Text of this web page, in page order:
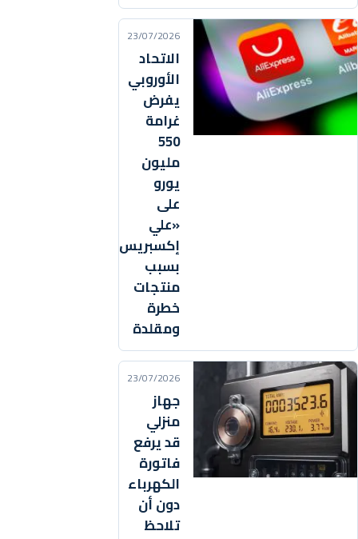
23/07/2026
الاتحاد
الأوروبي
يفرض
غرامة
550
مليون
يورو
على
«علي
إكسبريس»
بسبب
منتجات
خطرة
ومقلدة
23/07/2026
جهاز
منزلي
قد يرفع
فاتورة
الكهرباء
دون أن
تلاحظ